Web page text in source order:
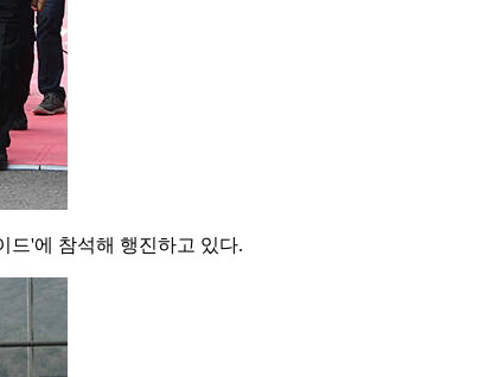
드'에 참석해 행진하고 있다.